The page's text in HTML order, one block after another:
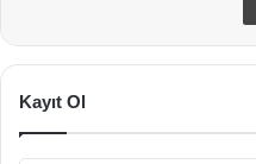
Kayıt Ol